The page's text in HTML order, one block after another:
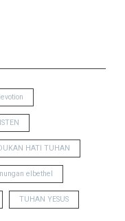
HATI TUHAN
elbethel
TUHAN YESUS